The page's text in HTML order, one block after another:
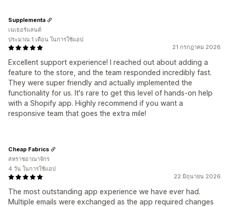
21 กรกฎาคม 2026
Excellent support experience! I reached out about adding a
feature to the store, and the team responded incredibly fast.
They were super friendly and actually implemented the
functionality for us. It's rare to get this level of hands-on help
with a Shopify app. Highly recommend if you want a
responsive team that goes the extra mile!
Supplementa
เนเธอร์แลนด์
ประมาณ 1 เดือน ในการใช้แอป
22 มิถุนายน 2026
The most outstanding app experience we have ever had.
Multiple emails were exchanged as the app required changes
Cheap Fabrics
สหราชอาณาจักร
4 วัน ในการใช้แอป